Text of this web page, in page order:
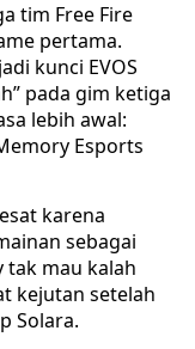
tim Free Fire
pertama.
kunci EVOS
pada gim ketiga
lebih awal:
Esports
karena
sebagai
tak mau kalah
kejutan setelah
Solara.